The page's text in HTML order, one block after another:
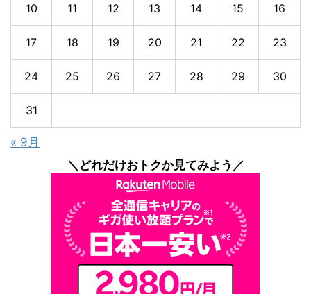
10 11 12 13 14 15 16
17 18 19 20 21 22 23
24 25 26 27 28 29 30
31
« 9月
＼どれだけおトクか見てみよう／